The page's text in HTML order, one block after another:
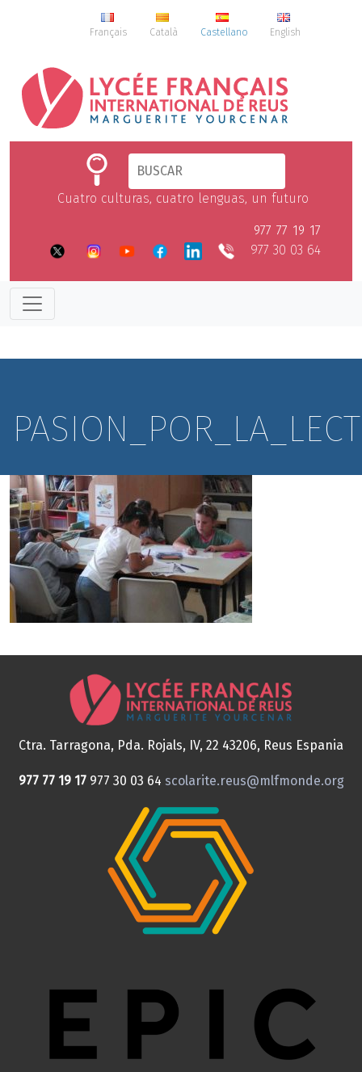
Français Català Castellano English
Cuatro culturas, cuatro lenguas, un futuro
977 77 19 17
977 30 03 64
Ctra. Tarragona, Pda. Rojals, IV, 22 43206, Reus Espania
977 77 19 17 977 30 03 64 scolarite.reus@mlfmonde.org